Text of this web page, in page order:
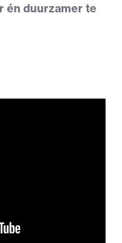
én duurzamer te